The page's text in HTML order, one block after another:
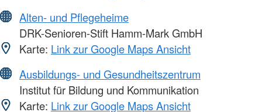
Alten- und Pflegeheime
DRK-Senioren-Stift Hamm-Mark GmbH
Karte: Link zur Google Maps Ansicht
Ausbildungs- und Gesundheitszentrum
Institut für Bildung und Kommunikation
Karte: Link zur Google Maps Ansicht